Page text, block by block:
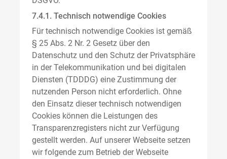
7.4.1. Technisch notwendige Cookies
Für technisch notwendige Cookies ist gemäß
§ 25 Abs. 2 Nr. 2 Gesetz über den
Datenschutz und den Schutz der Privatsphäre
in der Telekommunikation und bei digitalen
Diensten (TDDDG) eine Zustimmung der
nutzenden Person nicht erforderlich. Ohne
den Einsatz dieser technisch notwendigen
Cookies können die Leistungen des
Transparenzregisters nicht zur Verfügung
gestellt werden. Auf unserer Webseite setzen
wir folgende zum Betrieb der Webseite